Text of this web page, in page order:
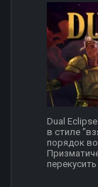
Dual
в стиле
порядок